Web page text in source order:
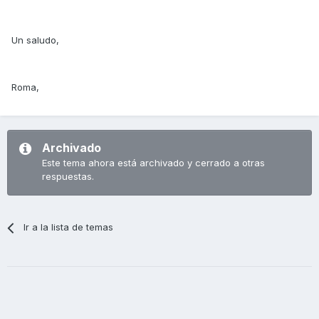
Un saludo,
Roma,
Archivado
Este tema ahora está archivado y cerrado a otras
respuestas.
Ir a la lista de temas